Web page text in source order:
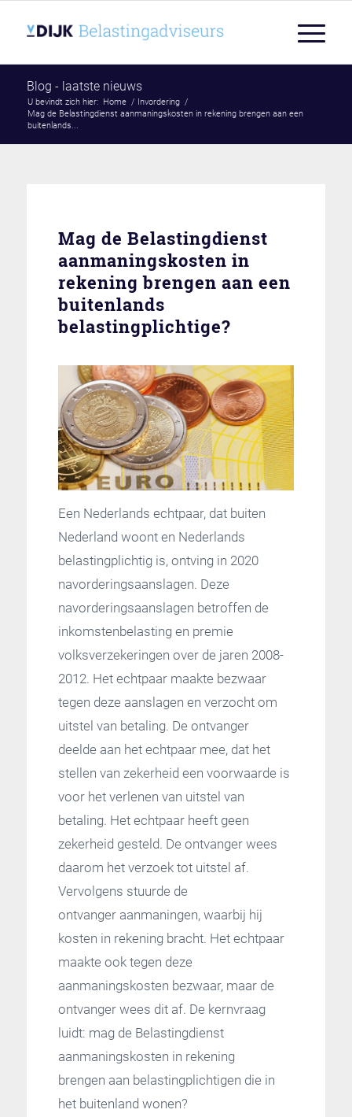
Blog - laatste nieuws
U bevindt zich hier: Home / Invordering /
Mag de Belastingdienst aanmaningskosten in rekening brengen aan een
buitenlands...
Mag de Belastingdienst
aanmaningskosten in
rekening brengen aan een
buitenlands
belastingplichtige?
Een Nederlands echtpaar, dat buiten
Nederland woont en Nederlands
belastingplichtig is, ontving in 2020
navorderingsaanslagen. Deze
navorderingsaanslagen betroffen de
inkomstenbelasting en premie
volksverzekeringen over de jaren 2008-
2012. Het echtpaar maakte bezwaar
tegen deze aanslagen en verzocht om
uitstel van betaling. De ontvanger
deelde aan het echtpaar mee, dat het
stellen van zekerheid een voorwaarde is
voor het verlenen van uitstel van
betaling. Het echtpaar heeft geen
zekerheid gesteld. De ontvanger wees
daarom het verzoek tot uitstel af.
Vervolgens stuurde de
ontvanger aanmaningen, waarbij hij
kosten in rekening bracht. Het echtpaar
maakte ook tegen deze
aanmaningskosten bezwaar, maar de
ontvanger wees dit af. De kernvraag
luidt: mag de Belastingdienst
aanmaningskosten in rekening
brengen aan belastingplichtigen die in
het buitenland wonen?